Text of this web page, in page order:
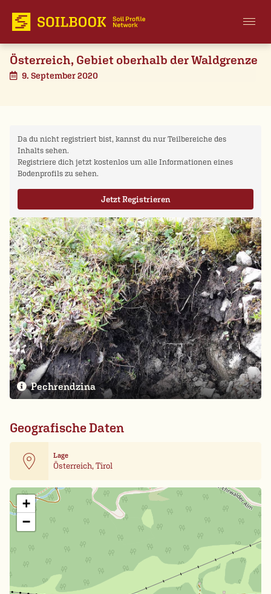
Österreich, Gebiet oberhalb der Waldgrenze
9. September 2020
Da du nicht registriert bist, kannst du nur Teilbereiche des
Inhalts sehen.
Registriere dich jetzt kostenlos um alle Informationen eines
Bodenprofils zu sehen.
Jetzt Registrieren
Pechrendzina
Geografische Daten
Lage
Österreich, Tirol
+
−